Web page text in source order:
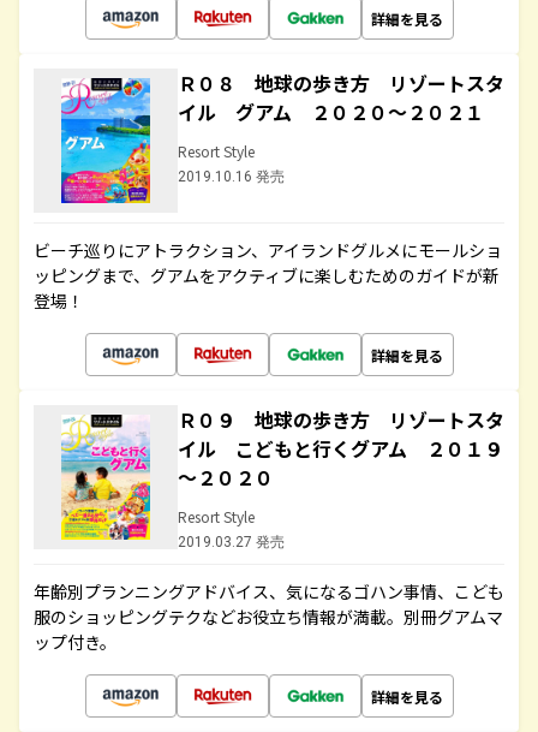
詳細を見る
Ｒ０８ 地球の歩き方 リゾートスタ
イル グアム ２０２０～２０２１
Resort Style
2019.10.16 発売
ビーチ巡りにアトラクション、アイランドグルメにモールショ
ッピングまで、グアムをアクティブに楽しむためのガイドが新
登場！
詳細を見る
Ｒ０９ 地球の歩き方 リゾートスタ
イル こどもと行くグアム ２０１９
～２０２０
Resort Style
2019.03.27 発売
年齢別プランニングアドバイス、気になるゴハン事情、こども
服のショッピングテクなどお役立ち情報が満載。別冊グアムマ
ップ付き。
詳細を見る